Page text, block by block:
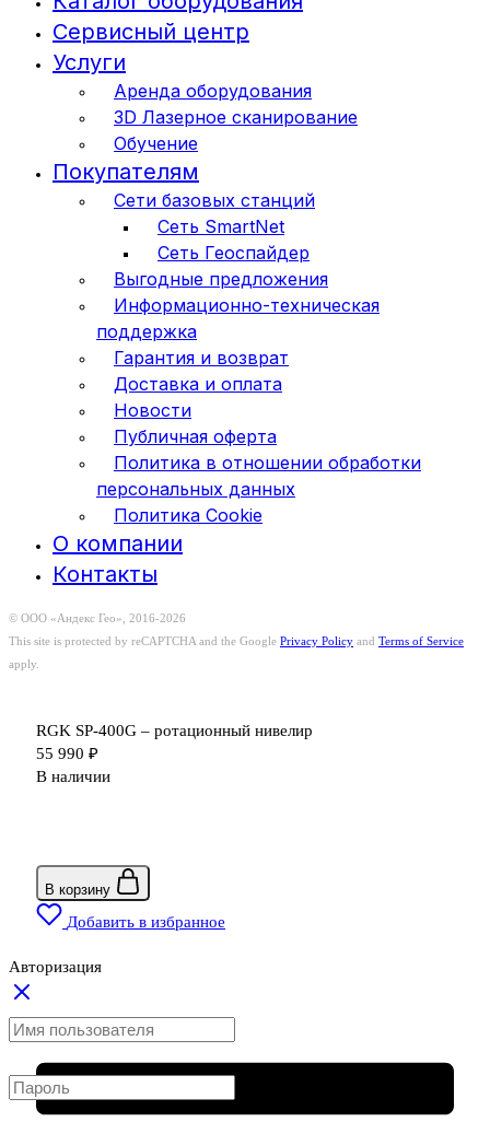
Сервисный центр
Услуги
Аренда оборудования
3D Лазерное сканирование
Обучение
Покупателям
Сети базовых станций
Сеть SmartNet
Сеть Геоспайдер
Выгодные предложения
Информационно-техническая
поддержка
Гарантия и возврат
Доставка и оплата
Новости
Публичная оферта
Политика в отношении обработки
персональных данных
Политика Cookie
О компании
Контакты
© ООО «Андекс Гео», 2016-2026
This site is protected by reCAPTCHA and the Google Privacy Policy and Terms of Service
apply.
RGK SP-400G – ротационный нивелир
55 990 ₽
В наличии
В корзину
Добавить в избранное
Авторизация